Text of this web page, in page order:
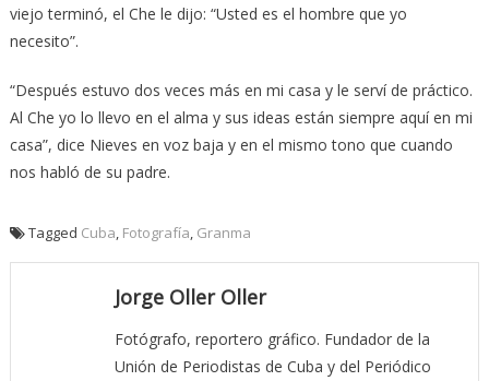
viejo terminó, el Che le dijo: “Usted es el hombre que yo
necesito”.
“Después estuvo dos veces más en mi casa y le serví de práctico.
Al Che yo lo llevo en el alma y sus ideas están siempre aquí en mi
casa”, dice Nieves en voz baja y en el mismo tono que cuando
nos habló de su padre.
Tagged Cuba, Fotografía, Granma
Jorge Oller Oller
Fotógrafo, reportero gráfico. Fundador de la
Unión de Periodistas de Cuba y del Periódico